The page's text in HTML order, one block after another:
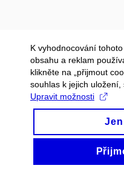
K vyhodnocování
obsahu a reklam
klikněte na „přijmout
souhlas k jejich uložení,
Upravit možnosti